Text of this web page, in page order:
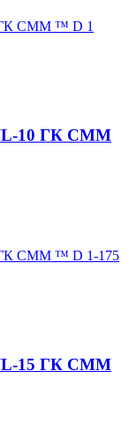
10 ГК СММ
15 ГК СММ